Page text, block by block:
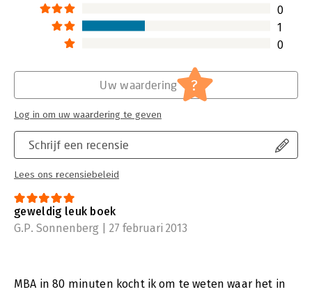
0
1
0
Schrijf een recensie
Lees ons recensiebeleid
Uw waardering ?
Log in om uw waardering te geven
geweldig leuk boek
G.P. Sonnenberg | 27 februari 2013
MBA in 80 minuten kocht ik om te weten waar het in